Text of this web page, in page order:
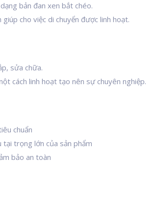
bản đan xen bắt chéo.
cho việc di chuyển được linh hoạt.
sửa chữa.
cách linh hoạt tạo nên sự chuyên nghiệp.
chuẩn
tại trọng lớn của sản phẩm
bảo an toàn